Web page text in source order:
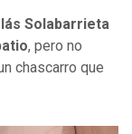
Solabarrieta
, pero no
chascarro que